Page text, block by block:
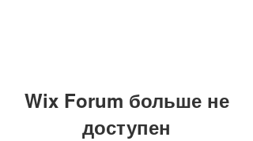
Wix Forum больше не
доступен